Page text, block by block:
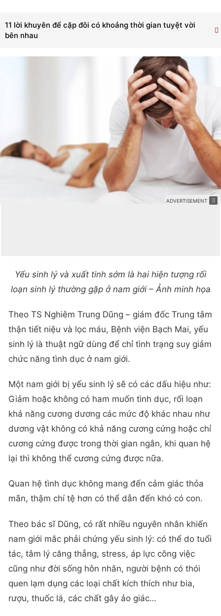
11 lời khuyên để cặp đôi có khoảng thời gian tuyệt vời
bên nhau
Yếu sinh lý và xuất tinh sớm là hai hiện tượng rối
loạn sinh lý thường gặp ở nam giới – Ảnh minh họa
Theo TS Nghiêm Trung Dũng – giám đốc Trung tâm
thận tiết niệu và lọc máu, Bệnh viện Bạch Mai, yếu
sinh lý là thuật ngữ dùng để chỉ tình trạng suy giảm
chức năng tình dục ở nam giới.
Một nam giới bị yếu sinh lý sẽ có các dấu hiệu như:
Giảm hoặc không có ham muốn tình dục, rối loạn
khả năng cương dương các mức độ khác nhau như
dương vật không có khả năng cương cứng hoặc chỉ
cương cứng được trong thời gian ngắn, khi quan hệ
lại thì không thể cương cứng được nữa.
Quan hệ tình dục không mang đến cảm giác thỏa
mãn, thậm chí tệ hơn có thể dẫn đến khó có con.
Theo bác sĩ Dũng, có rất nhiều nguyên nhân khiến
nam giới mắc phải chứng yếu sinh lý: có thể do tuổi
tác, tâm lý căng thẳng, stress, áp lực công việc
cũng như đời sống hôn nhân, người bệnh có thói
quen lạm dụng các loại chất kích thích như bia,
rượu, thuốc lá, các chất gây ảo giác…